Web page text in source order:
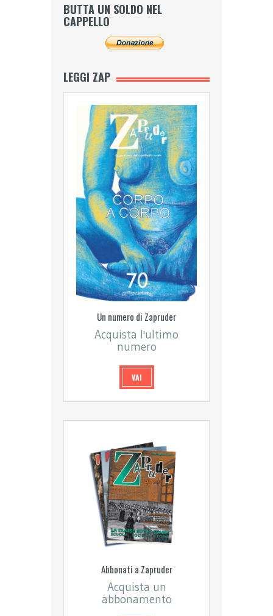
BUTTA UN SOLDO NEL
CAPPELLO
LEGGI ZAP
Un numero di Zapruder
Acquista l'ultimo
numero
VAI
Abbonati a Zapruder
Acquista un
abbonamento